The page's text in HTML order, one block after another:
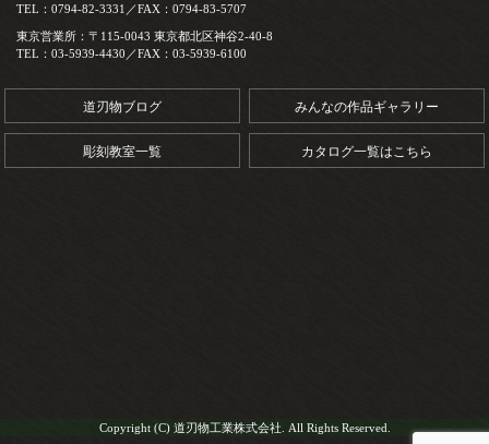
TEL：0794-82-3331／FAX：0794-83-5707
東京営業所：〒115-0043 東京都北区神谷2-40-8
TEL：03-5939-4430／FAX：03-5939-6100
道刃物ブログ みんなの作品ギャラリー
彫刻教室一覧 カタログ一覧はこちら
Copyright (C) 道刃物工業株式会社. All Rights Reserved.